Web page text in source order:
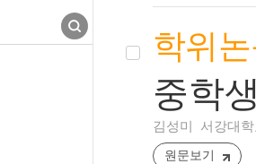
학위
중학
김성미 서강대
원문보기